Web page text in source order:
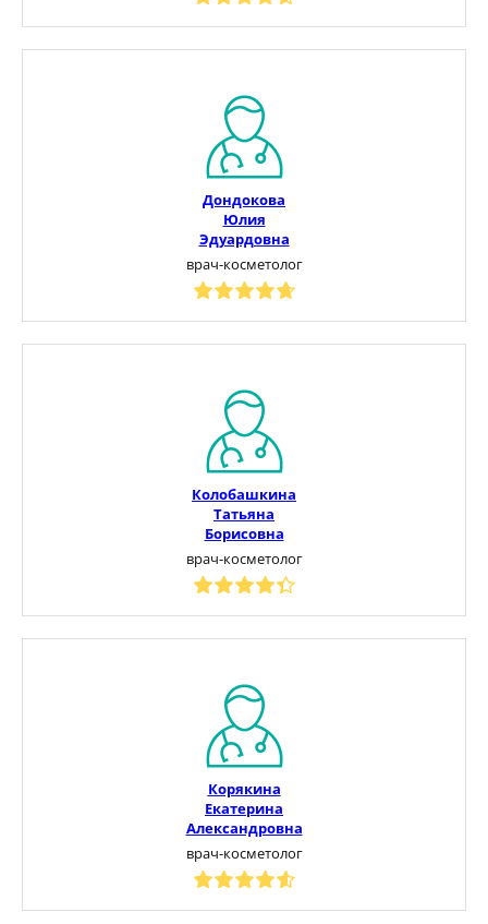
Дондокова
Юлия
Эдуардовна
врач-косметолог
Колобашкина
Татьяна
Борисовна
врач-косметолог
Корякина
Екатерина
Александровна
врач-косметолог